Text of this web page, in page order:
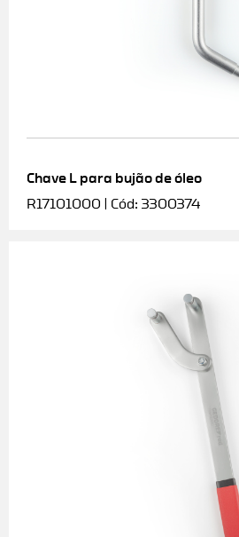
Chave L para bujão de óleo
R17101000 | Cód: 3300374